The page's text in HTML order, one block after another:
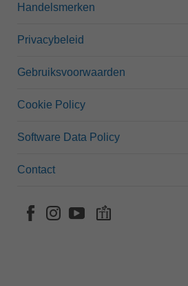
Handelsmerken
Privacybeleid
Gebruiksvoorwaarden
Cookie Policy
Software Data Policy
Contact